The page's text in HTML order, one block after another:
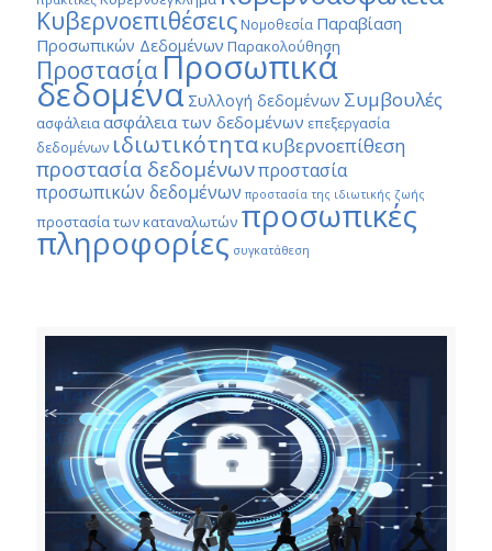
Κυβερνοεπιθέσεις Νομοθεσία Παραβίαση
Προσωπικών Δεδομένων Παρακολούθηση
Προστασία Προσωπικά
δεδομένα Συλλογή δεδομένων Συμβουλές
ασφάλειαασφάλεια των δεδομένων επεξεργασία
δεδομένων ιδιωτικότητακυβερνοεπίθεση
προστασία δεδομένωνπροστασία
προσωπικών δεδομένων προστασία της ιδιωτικής ζωής
προστασία των καταναλωτών προσωπικές
πληροφορίες συγκατάθεση